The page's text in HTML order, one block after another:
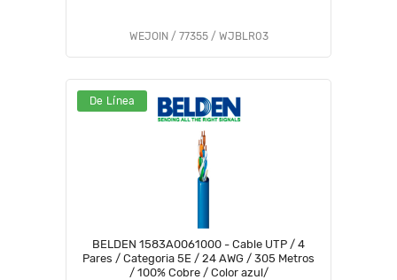
WEJOIN / 77355 / WJBLR03
De Línea
BELDEN 1583A0061000 - Cable UTP / 4
Pares / Categoria 5E / 24 AWG / 305 Metros
/ 100% Cobre / Color azul/